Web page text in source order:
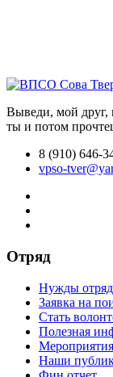
Выведи, мой друг,
ты и потом
8 (910) 646-
vpso-
Отряд
Нужды
Заявка на
Стать
Полезная
Мероприятия
Наши